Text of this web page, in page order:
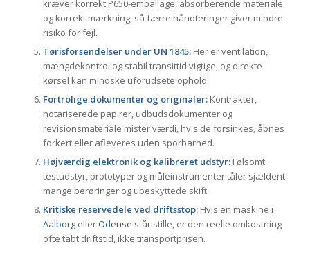
kræver korrekt P650-emballage, absorberende materiale
og korrekt mærkning, så færre håndteringer giver mindre
risiko for fejl.
Tørisforsendelser under UN 1845:Her er ventilation,
mængdekontrol og stabil transittid vigtige, og direkte
kørsel kan mindske uforudsete ophold.
Fortrolige dokumenter og originaler:Kontrakter,
notariserede papirer, udbudsdokumenter og
revisionsmateriale mister værdi, hvis de forsinkes, åbnes
forkert eller afleveres uden sporbarhed.
Højværdig elektronik og kalibreret udstyr:Følsomt
testudstyr, prototyper og måleinstrumenter tåler sjældent
mange berøringer og ubeskyttede skift.
Kritiske reservedele ved driftsstop:Hvis en maskine i
AalborgellerOdense står stille, er den reelle omkostning
ofte tabt driftstid, ikke transportprisen.